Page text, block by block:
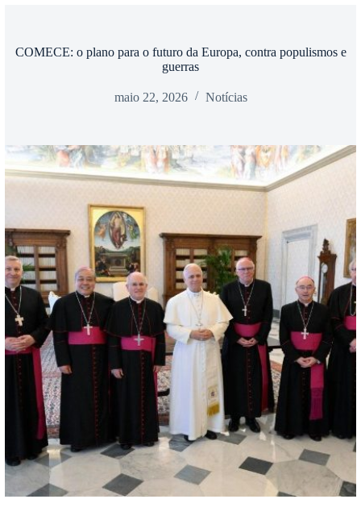
COMECE: o plano para o futuro da Europa, contra populismos e
guerras
maio 22, 2026 Notícias